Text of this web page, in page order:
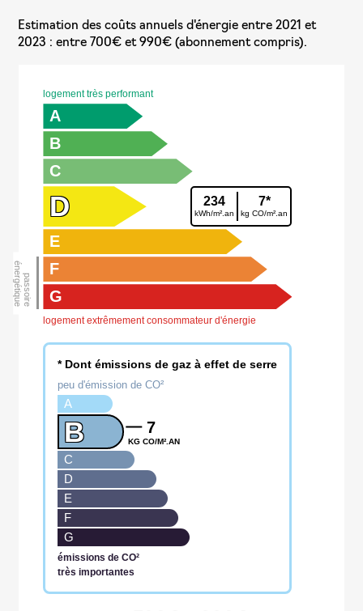
Estimation des coûts annuels d'énergie entre 2021 et
2023 : entre 700€ et 990€ (abonnement compris).
logement très performant
A
B
C
234
kWh/m².an
7*
kg CO/m².an
D
E
F
G
logement extrêmement consommateur d'énergie
* Dont émissions de gaz à effet de serre
peu d'émission de CO²
A
7
KG CO/M².AN
B
C
D
E
F
G
émissions de CO²
très importantes